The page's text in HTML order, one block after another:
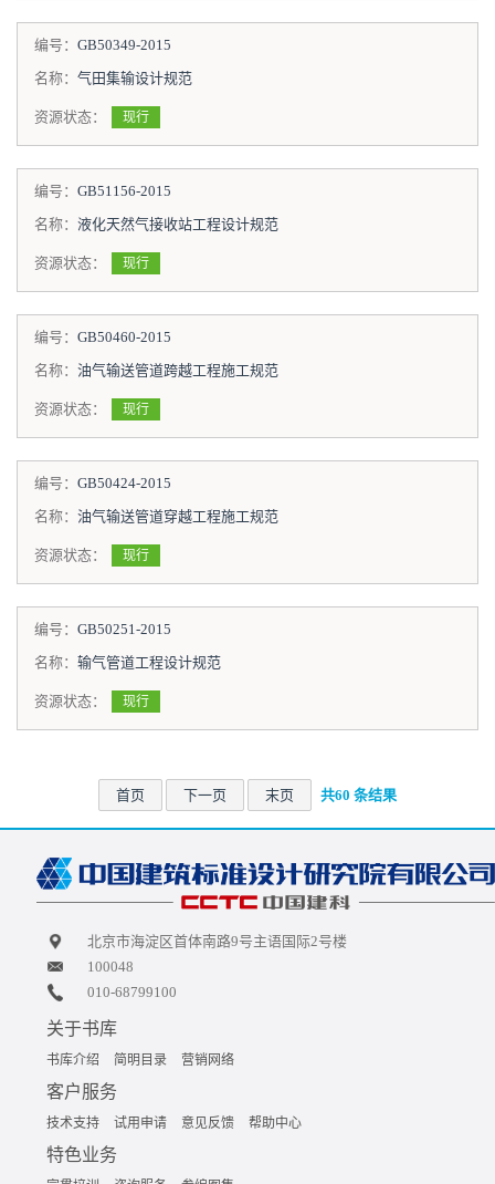
编号： GB50349-2015
名称： 气田集输设计规范
资源状态： 现行
编号： GB51156-2015
名称： 液化天然气接收站工程设计规范
资源状态： 现行
编号： GB50460-2015
名称： 油气输送管道跨越工程施工规范
资源状态： 现行
编号： GB50424-2015
名称： 油气输送管道穿越工程施工规范
资源状态： 现行
编号： GB50251-2015
名称： 输气管道工程设计规范
资源状态： 现行
首页 下一页 末页 共60 条结果
北京市海淀区首体南路9号主语国际2号楼
100048
010-68799100
关于书库
书库介绍 简明目录 营销网络
客户服务
技术支持 试用申请 意见反馈 帮助中心
特色业务